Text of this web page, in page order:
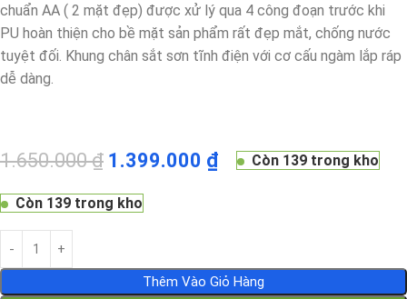
chuẩn AA ( 2 mặt đẹp) được xử lý qua 4 công đoạn trước khi
PU hoàn thiện cho bề mặt sản phẩm rất đẹp mắt, chống nước
tuyệt đối. Khung chân sắt sơn tĩnh điện với cơ cấu ngàm lắp ráp
dễ dàng.
1.650.000₫ 1.399.000 ₫ Còn 139 trong kho
Còn 139 trong kho
Thêm Vào Giỏ Hàng